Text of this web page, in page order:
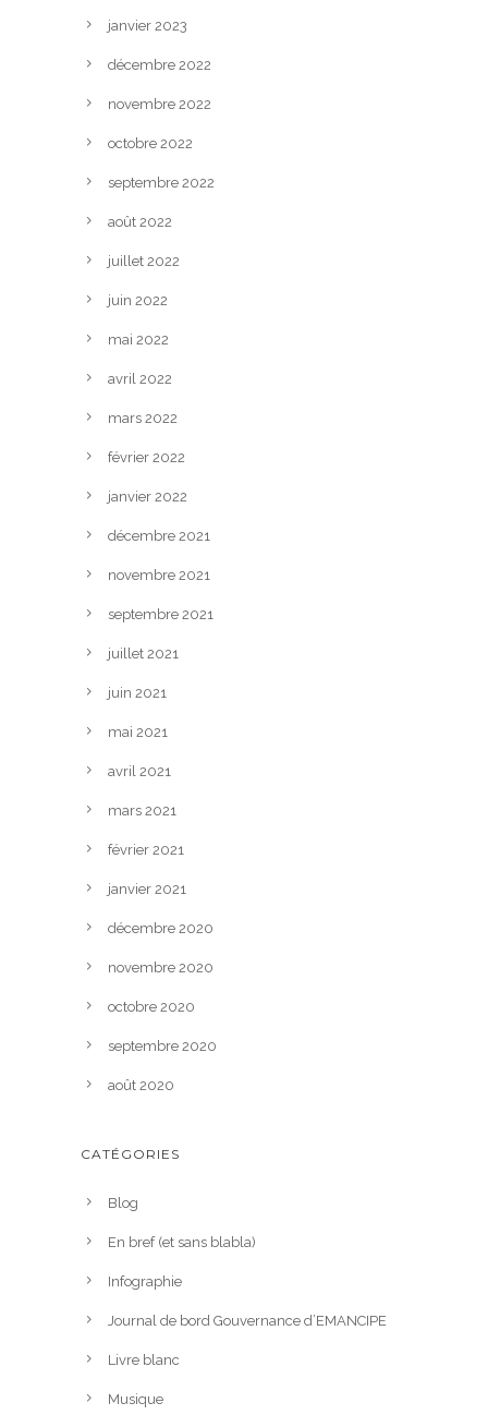
janvier 2023
décembre 2022
novembre 2022
octobre 2022
septembre 2022
août 2022
juillet 2022
juin 2022
mai 2022
avril 2022
mars 2022
février 2022
janvier 2022
décembre 2021
novembre 2021
septembre 2021
juillet 2021
juin 2021
mai 2021
avril 2021
mars 2021
février 2021
janvier 2021
décembre 2020
novembre 2020
octobre 2020
septembre 2020
août 2020
CATÉGORIES
Blog
En bref (et sans blabla)
Infographie
Journal de bord Gouvernance d’EMANCIPE
Livre blanc
Musique